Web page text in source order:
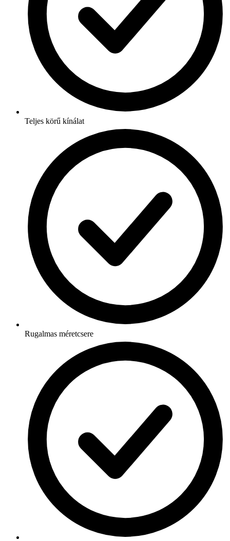
Teljes körű kínálat
Rugalmas méretcsere